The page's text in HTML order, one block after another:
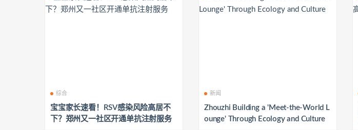
综合
宝宝家长速看！RSV感染风险高居不
下？郑州又一社区开通单抗注射服务
新闻
Zhouzhi Building a 'Meet-the-World L
ounge' Through Ecology and Culture